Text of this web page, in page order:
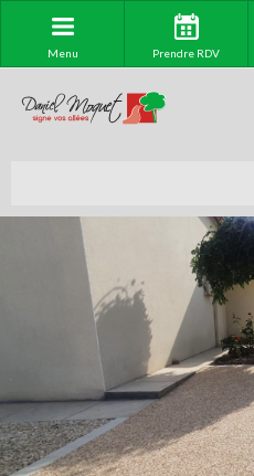
Menu Prendre RDV